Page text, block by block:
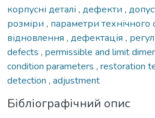
корпусні деталі , дефекти ,
розміри , параметри технічного
відновлення , дефектація ,
defects , permissible and limit
condition parameters , restoration
detection , adjustment
Бібліографічний опис